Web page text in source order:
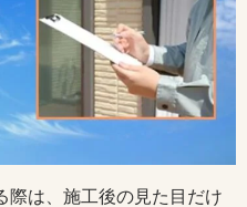
際は、施工後の見た目だけ